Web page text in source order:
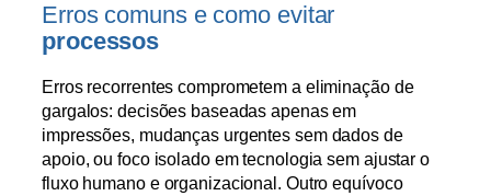
Erros comuns e como evitar
processos
Erros recorrentes comprometem a eliminação de
gargalos: decisões baseadas apenas em
impressões, mudanças urgentes sem dados de
apoio, ou foco isolado em tecnologia sem ajustar o
fluxo humano e organizacional. Outro equívoco